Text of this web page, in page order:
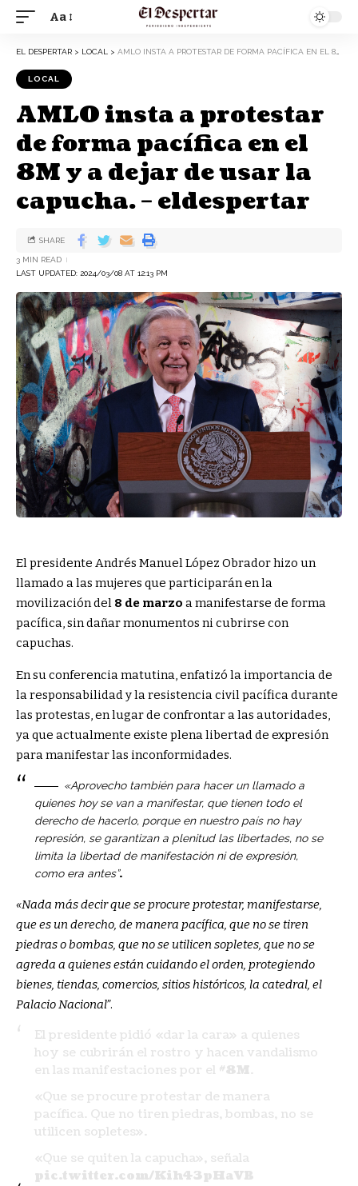
Aa
EL DESPERTAR > LOCAL > AMLO INSTA A PROTESTAR DE FORMA PACÍFICA EN EL 8M Y A DEJAR DE USAR LA CAPUCHA. – ELDESPERTAR
LOCAL
AMLO insta a protestar
de forma pacífica en el
8M y a dejar de usar la
capucha. – eldespertar
LAST UPDATED: 2024/03/08 AT 12:13 PM
3 MIN READ
SHARE
El presidente Andrés Manuel López Obrador hizo un
llamado a las mujeres que participarán en la
movilización del 8 de marzo a manifestarse de forma
pacífica, sin dañar monumentos ni cubrirse con
capuchas.
En su conferencia matutina, enfatizó la importancia de
la responsabilidad y la resistencia civil pacífica durante
las protestas, en lugar de confrontar a las autoridades,
ya que actualmente existe plena libertad de expresión
para manifestar las inconformidades.
«Aprovecho también para hacer un llamado a
quienes hoy se van a manifestar, que tienen todo el
derecho de hacerlo, porque en nuestro país no hay
represión, se garantizan a plenitud las libertades, no se
limita la libertad de manifestación ni de expresión,
como era antes”.
«Nada más decir que se procure protestar, manifestarse,
que es un derecho, de manera pacífica, que no se tiren
piedras o bombas, que no se utilicen sopletes, que no se
agreda a quienes están cuidando el orden, protegiendo
bienes, tiendas, comercios, sitios históricos, la catedral, el
Palacio Nacional”.
El presidente pidió «dar la cara» a quienes
hoy se cubrirán el rostro y hacen vandalismo
en las manifestaciones por el #8M.
«Que se procure protestar de manera
pacífica. Que no tiren piedras, bombas, no se
utilicen sopletes».
«Que se quiten la capucha», señala
pic.twitter.com/Kih43pHaVB